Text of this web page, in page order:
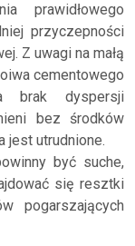
prawidłowego
przyczepności
Z uwagi na małą
cementowego
brak dyspersji
bez środków
jest utrudnione.
być suche,
się resztki
pogarszających